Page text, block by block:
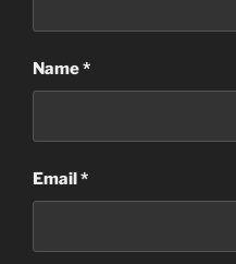
Name*
Email*